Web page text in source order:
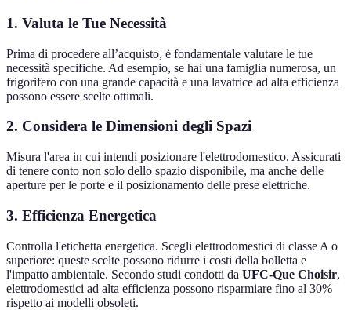
1. Valuta le Tue Necessità
Prima di procedere all’acquisto, è fondamentale valutare le tue
necessità specifiche. Ad esempio, se hai una famiglia numerosa, un
frigorifero con una grande capacità e una lavatrice ad alta efficienza
possono essere scelte ottimali.
2. Considera le Dimensioni degli Spazi
Misura l'area in cui intendi posizionare l'elettrodomestico. Assicurati
di tenere conto non solo dello spazio disponibile, ma anche delle
aperture per le porte e il posizionamento delle prese elettriche.
3. Efficienza Energetica
Controlla l'etichetta energetica. Scegli elettrodomestici di classe A o
superiore: queste scelte possono ridurre i costi della bolletta e
l'impatto ambientale. Secondo studi condotti da UFC-Que Choisir,
elettrodomestici ad alta efficienza possono risparmiare fino al 30%
rispetto ai modelli obsoleti.